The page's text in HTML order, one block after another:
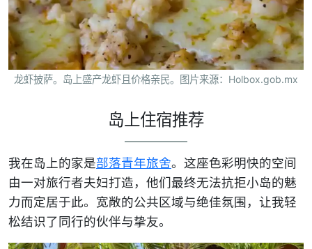
龙虾披萨。岛上盛产龙虾且价格亲民。图片来源：Holbox.gob.mx
岛上住宿推荐
我在岛上的家是部落青年旅舍。这座色彩明快的空间
由一对旅行者夫妇打造，他们最终无法抗拒小岛的魅
力而定居于此。宽敞的公共区域与绝佳氛围，让我轻
松结识了同行的伙伴与挚友。